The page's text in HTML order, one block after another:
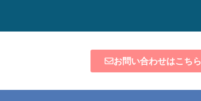
お問い合わせはこちら